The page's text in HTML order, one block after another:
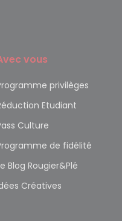
vous
privilèges
Etudiant
Culture
de fidélité
Blog Rougier&Plé
Créatives